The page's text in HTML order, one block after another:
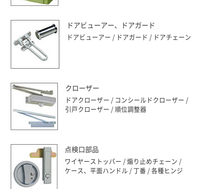
ドアビューアー、ドアガード
ドアビューアー ドアガード ドアチェーン
クローザー
ドアクローザー
コンシールドクローザー
引戸クローザー
順位調整器
点検口部品
ワイヤーストッパー
煽り止めチェーン
ケース、平面ハンドル
丁番 各種ヒンジ